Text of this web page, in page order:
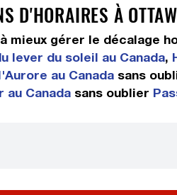
D'HORAIRES À
mieux gérer le décalage
lever du soleil au Canada,
au Canada sans
au Canada sans oublier